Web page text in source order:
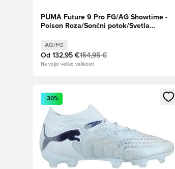
PUMA Future 9 Pro FG/AG Showtime -
Poison Roza/Sončni potok/Svetla
AG/FG
Od 132,95 €154,95 €
Na voljo veliko velikosti
Odpre Modal za prijavo ali vpis kot član
-30%